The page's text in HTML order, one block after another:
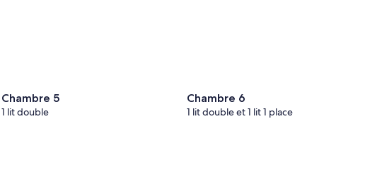
Chambre 5
1 lit double
Chambre 6
1 lit double et 1 lit 1 place